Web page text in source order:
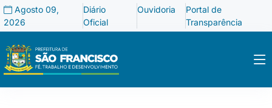
Agosto 09,
2026
Diário
Oficial
Ouvidoria
Portal de
Transparência